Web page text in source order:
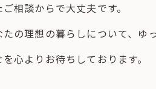
相談からで大丈夫です。
たの理想の暮らしについて、ゆ
心よりお待ちしております。